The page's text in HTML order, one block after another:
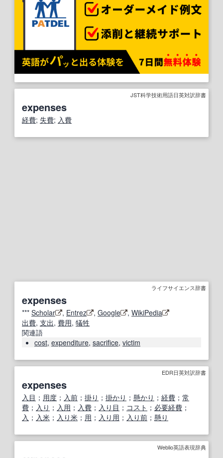
JST科学技術用語日英対訳辞書
expenses
経費; 失費; 入費
ライフサイエンス辞書
expenses
*** Scholar , Entrez , Google , WikiPedia
出費, 支出, 費用, 犠牲
関連語
cost, expenditure, sacrifice, victim
EDR日英対訳辞書
expenses
入目 ； 用度 ； 入前 ； 掛り ； 掛かり ； 懸かり ； 経費 ； 常
費 ； 入り ； 入用 ； 入費 ； 入り目 ； コスト ； 必要経費 ；
入 ； 入米 ； 入り米 ； 用 ； 入り用 ； 入り前 ； 懸り
Weblio英語表現辞典